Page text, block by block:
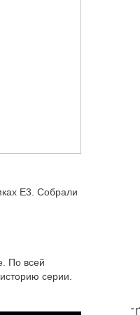
E3. Собрали
По всей
серии.